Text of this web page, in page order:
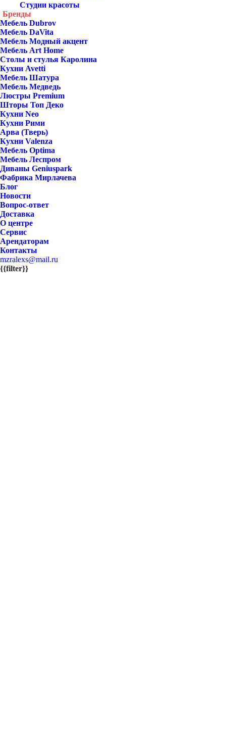
Студии красоты
Бренды
Мебель Dubrov
Мебель DaVita
Мебель Модный акцент
Мебель Art Home
Столы и стулья Каролина
Кухни Avetti
Мебель Шатура
Мебель Медведь
Люстры Premium
Шторы Топ Деко
Кухни Neo
Кухни Рими
Арва (Тверь)
Кухни Valenza
Мебель Optima
Мебель Леспром
Диваны Geniuspark
Фабрика Мирлачева
Блог
Новости
Вопрос-ответ
Доставка
О центре
Сервис
Арендаторам
Контакты
mzralexs@mail.ru
{{filter}}